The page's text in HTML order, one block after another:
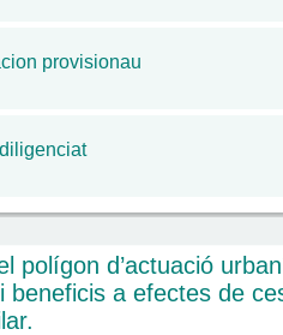
provisionau
polígon d’actuació
beneficis a efectes de